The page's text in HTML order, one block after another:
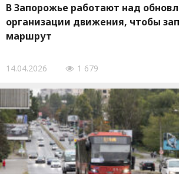
В Запорожье работают над
организации движения, чтобы
маршрут
14.04.2026 1 679